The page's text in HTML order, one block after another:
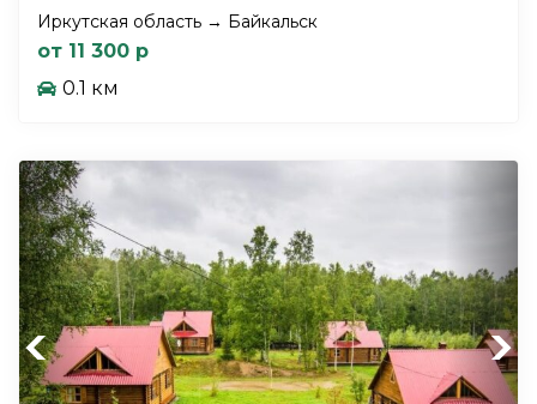
Иркутская область → Байкальск
от 11 300 р
0.1 км
Previous Next